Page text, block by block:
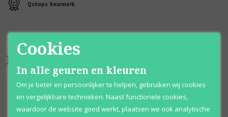
Qshops Keurmerk
Bijpassende producten
Cookies
In alle geuren en kleuren
Om je beter en persoonlijker te helpen, gebruiken wij cookies
en vergelijkbare technieken. Naast functionele cookies,
waardoor de website goed werkt, plaatsen we ook analytische